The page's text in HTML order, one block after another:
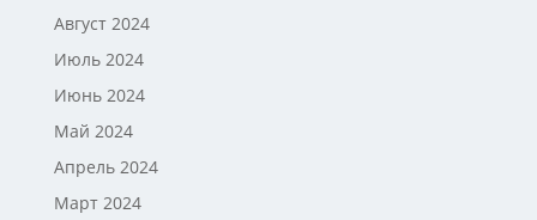
Август 2024
Июль 2024
Июнь 2024
Май 2024
Апрель 2024
Март 2024